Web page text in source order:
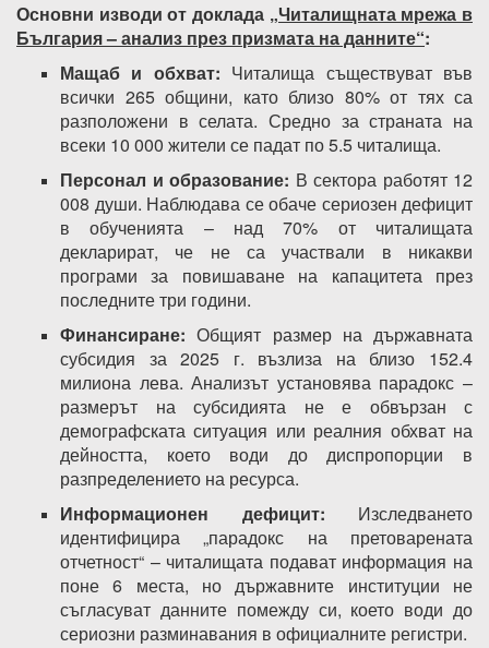
Основни изводи от доклада „Читалищната мрежа в
България – анализ през призмата на данните“:
Мащаб и обхват: Читалища съществуват във
всички 265 общини, като близо 80% от тях са
разположени в селата. Средно за страната на
всеки 10 000 жители се падат по 5.5 читалища.
Персонал и образование: В сектора работят 12
008 души. Наблюдава се обаче сериозен дефицит
в обученията – над 70% от читалищата
декларират, че не са участвали в никакви
програми за повишаване на капацитета през
последните три години.
Финансиране: Общият размер на държавната
субсидия за 2025 г. възлиза на близо 152.4
милиона лева. Анализът установява парадокс –
размерът на субсидията не е обвързан с
демографската ситуация или реалния обхват на
дейността, което води до диспропорции в
разпределението на ресурса.
Информационен дефицит: Изследването
идентифицира „парадокс на претоварената
отчетност“ – читалищата подават информация на
поне 6 места, но държавните институции не
съгласуват данните помежду си, което води до
сериозни разминавания в официалните регистри.